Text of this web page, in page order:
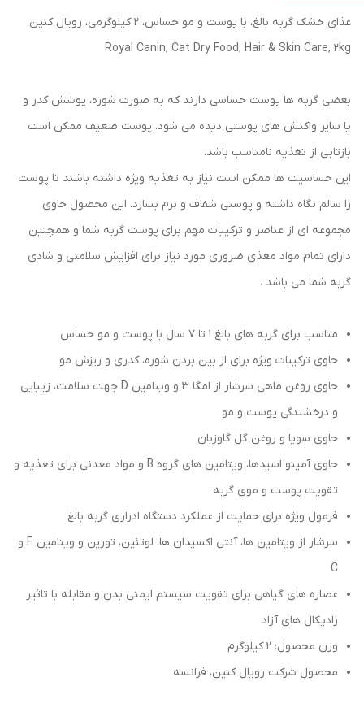
غذای خشک گربه بالغ، با پوست و مو حساس، ۲ کیلوگرمی، رویال کنین
Royal Canin, Cat Dry Food, Hair & Skin Care, 2kg
بعضی گربه ها پوست حساسی دارند که به صورت شوره، پوشش کدر و
یا سایر واکنش های پوستی دیده می شود. پوست ضعیف ممکن است
بازتابی از تغذیه نامناسب باشد.
این حساسیت ها ممکن است نیاز به تغذیه ویژه داشته باشند تا پوست
را سالم نگاه داشته و پوستی شفاف و نرم بسازد. این محصول حاوی
مجموعه ای از عناصر و ترکیبات مهم برای پوست گربه شما و همچنین
دارای تمام مواد مغذی ضروری مورد نیاز برای افزایش سلامتی و شادی
گربه شما می باشد .
مناسب برای گربه های بالغ ۱ تا ۷ سال با پوست و مو حساس
حاوی ترکیبات ویژه برای از بین بردن شوره، کدری و ریزش مو
حاوی روغن ماهی سرشار از امگا ۳ و ویتامین D جهت سلامت، زیبایی
و درخشندگی پوست و مو
حاوی سویا و روغن گل گاوزبان
حاوی آمینو اسیدها، ویتامین های گروه B و مواد معدنی برای تغذیه و
تقویت پوست و موی گربه
فرمول ویژه برای حمایت از عملکرد دستگاه ادراری گربه بالغ
سرشار از ویتامین ها، آنتی اکسیدان ها، لوتئین، تورین و ویتامین E و
C
عصاره های گیاهی برای تقویت سیستم ایمنی بدن و مقابله با تاثیر
رادیکال های آزاد
وزن محصول: ۲ کیلوگرم
محصول شرکت رویال کنین، فرانسه